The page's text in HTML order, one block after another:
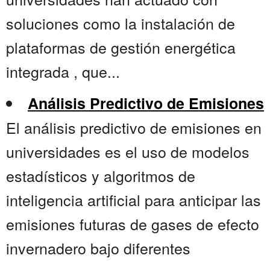
soluciones como la instalación de
plataformas de gestión energética
integrada , que...
Análisis Predictivo de Emisiones
El análisis predictivo de emisiones en
universidades es el uso de modelos
estadísticos y algoritmos de
inteligencia artificial para anticipar las
emisiones futuras de gases de efecto
invernadero bajo diferentes